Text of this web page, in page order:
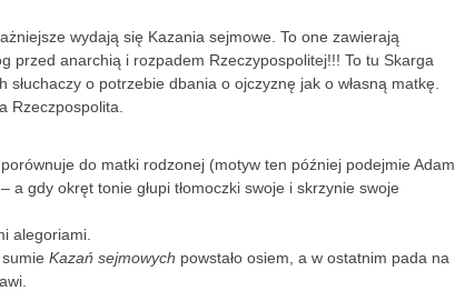
wydają się Kazania sejmowe. To one zawierają
przed anarchią i rozpadem Rzeczypospolitej!!! To tu Skarga
słuchaczy o potrzebie dbania o ojczyznę jak o własną matkę.
Rzeczpospolita.
do matki rodzonej (motyw ten później podejmie Adam
gdy okręt tonie głupi tłomoczki swoje i skrzynie swoje
alegoriami.
Kazań sejmowych powstało osiem, a w ostatnim pada na